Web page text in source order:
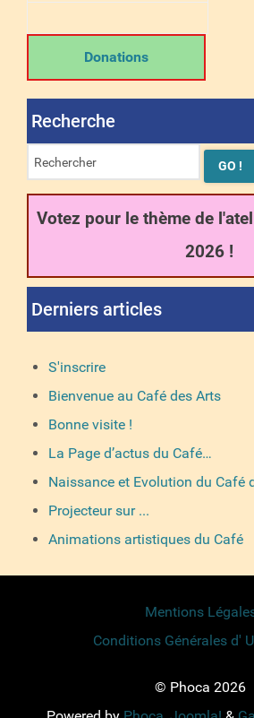
Donations
Recherche
Votez pour le thème de
2026 !
Derniers articles
S'inscrire
Bienvenue au Café des Arts
Bonne visite !
La Page d’actus du Café…
Naissance et Evolution du Café
Projecteur sur ...
Animations artistiques du Café
Mentions
Conditions Générales d'
© Phoca 2026